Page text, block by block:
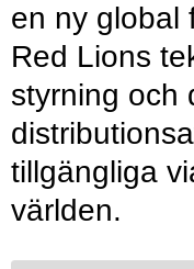
en ny global
Red Lions
styrning och
tillgängliga
världen.